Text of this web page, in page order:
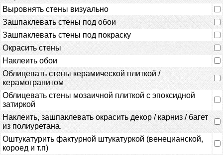
Выровнять стены визуально
Зашпаклевать стены под обои
Зашпаклевать стены под покраску
Окрасить стены
Наклеить обои
Облицевать стены керамической плиткой /
керамогранитом
Облицевать стены мозаичной плиткой с эпоксидной
затиркой
Наклеить, зашпаклевать окрасить декор / карниз / багет
из полиуретана.
Оштукатурить фактурной штукатуркой (венецианской,
короед и т.п)